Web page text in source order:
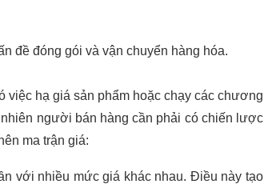
đề đóng gói và vận chuyển hàng hóa.
việc hạ giá sản phẩm hoặc chạy các chương
người bán hàng cần phải có chiến lược
ma trận giá:
với nhiều mức giá khác nhau. Điều này tạo